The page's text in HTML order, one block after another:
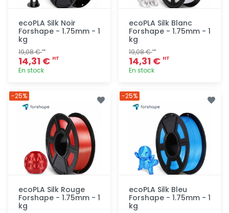
ecoPLA Silk Noir
Forshape - 1.75mm - 1
kg
19,08 €HT
14,31 € HT
En stock
ecoPLA Silk Blanc
Forshape - 1.75mm - 1
kg
19,08 €HT
14,31 € HT
En stock
ecoPLA Silk Rouge
Forshape - 1.75mm - 1
kg
-25%
ecoPLA Silk Bleu
Forshape - 1.75mm - 1
kg
-25%